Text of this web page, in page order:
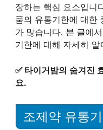
장하는 핵심 요소입니
품의 유통기한에 대한
가 많습니다. 본 글에
기한에 대해 자세히 알
✅ 타이거밤의 숨겨진
요.
조제약 유통